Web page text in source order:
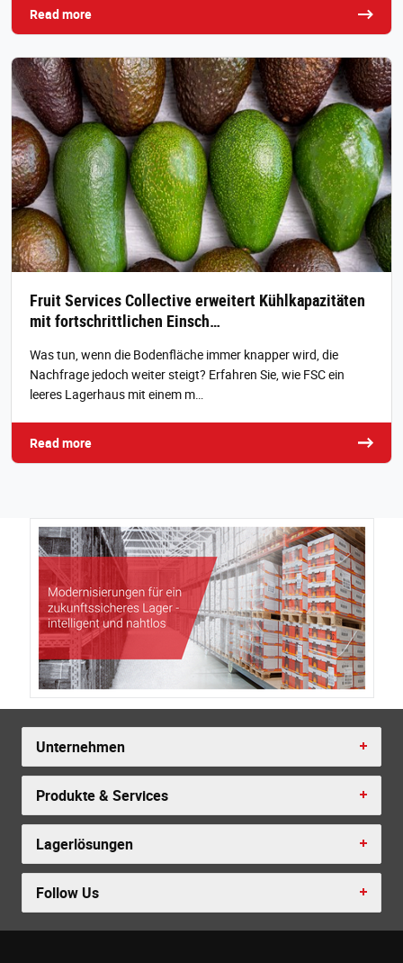
Read more
Fruit Services Collective erweitert Kühlkapazitäten
mit fortschrittlichen Einsch…
Was tun, wenn die Bodenfläche immer knapper wird, die
Nachfrage jedoch weiter steigt? Erfahren Sie, wie FSC ein
leeres Lagerhaus mit einem m…
Read more
Unternehmen
Produkte & Services
Lagerlösungen
Follow Us